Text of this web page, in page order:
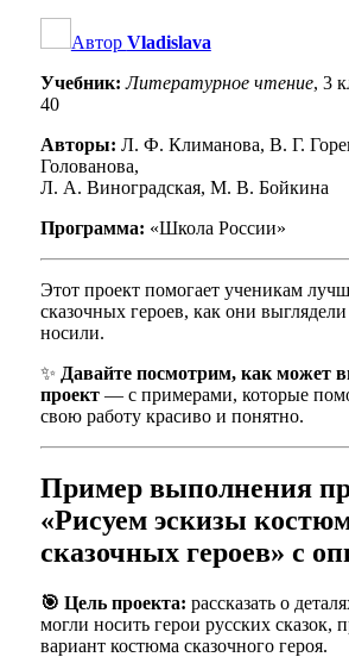
Автор Vladislava
Учебник: Литературное чтение, 3
40
Авторы: Л. Ф. Климанова, В. Г.
Голованова,
Л. А. Виноградская, М. В. Бойкина
Программа: «Школа России»
Этот проект помогает ученикам
сказочных героев, как они
носили.
✨ Давайте посмотрим, как может
проект— с примерами, которые
свою работу красиво и понятно.
Пример выполнения
«Рисуем эскизы
сказочных героев» с
🎯 Цель проекта: рассказать о
могли носить герои русских сказок,
вариант костюма сказочного героя.